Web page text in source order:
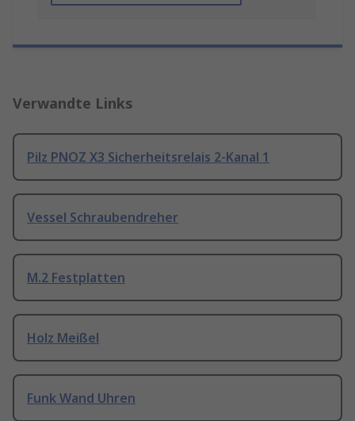
Verwandte Links
Pilz PNOZ X3 Sicherheitsrelais 2-Kanal 1
Vessel Schraubendreher
M.2 Festplatten
Holz Meißel
Funk Wand Uhren